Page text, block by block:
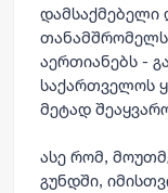
დამსაქმებელი
აერთიანებს -
საქართველოს
მეტად
ასე რომ,
გუნდში,